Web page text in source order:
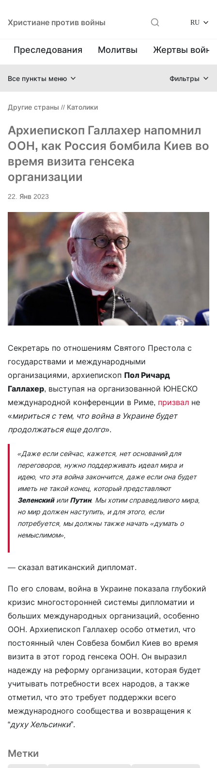
Христиане против войны RU
Преследования Молитвы Жертвы
Все пункты меню Фильтры
Другие страны // Католики
Архиепископ Галлахер напомнил
ООН, как Россия бомбила Киев во
время визита генсека
организации
22. Янв 2023
Секретарь по отношениям Святого Престола с
государствами и международными
организациями, архиепископ Пол Ричард
Галлахер, выступая на организованной ЮНЕСКО
международной конференции в Риме, призвал не
«мириться с тем, что война в Украине будет
продолжаться еще долго».
«Даже если сейчас, кажется, нет оснований для
переговоров, нужно поддерживать идеал мира и
идею, что эта война закончится, даже если она будет
иметь не такой конец, который представляют
Зеленскийили Путин. Мы хотим справедливого мира,
но мир должен наступить, и для этого, если
потребуется, мы должны также начать «думать о
немыслимом»,
— сказал ватиканский дипломат.
По его словам, война в Украине показала глубокий
кризис многосторонней системы дипломатии и
больших международных организаций, особенно
ООН. Архиепископ Галлахер особо отметил, что
постоянный член Совбеза бомбил Киев во время
визита в этот город генсека ООН. Он выразил
надежду на реформу организации, которая будет
учитывать потребности всех народов, а также
отметил, что это требует поддержки всего
международного сообщества и возвращения к
“духу Хельсинки”.
Метки